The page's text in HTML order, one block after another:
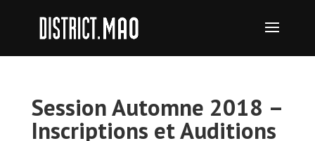
Session Automne 2018 –
Inscriptions et Auditions